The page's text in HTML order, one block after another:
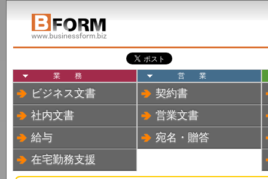
業務
ビジネス文書
社内文書
給与
在宅勤務支援
営業
契約書
営業文書
宛名・贈答